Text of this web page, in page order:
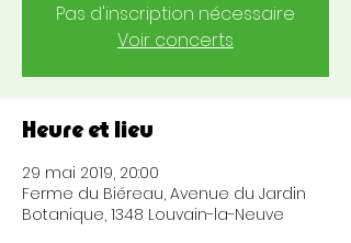
Pas d'inscription nécessaire
Voir concerts
Heure et lieu
29 mai 2019, 20:00
Ferme du Biéreau, Avenue du Jardin
Botanique, 1348 Louvain-la-Neuve